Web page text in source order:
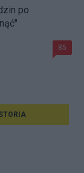
po
85